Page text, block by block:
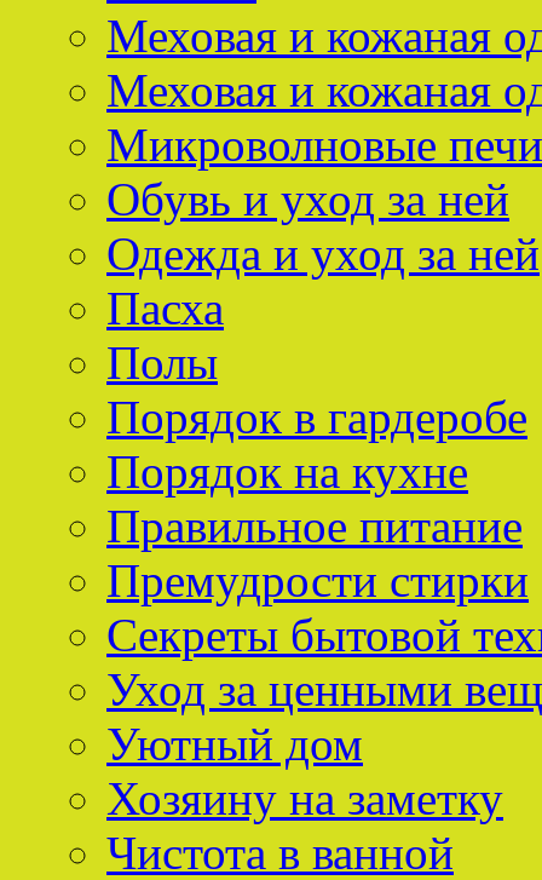
Меховая и кожаная
Меховая и кожаная
Микроволновые печи
Обувь и уход за ней
Одежда и уход за ней
Пасха
Полы
Порядок в гардеробе
Порядок на кухне
Правильное питание
Премудрости стирки
Секреты бытовой
Уход за ценными
Уютный дом
Хозяину на заметку
Чистота в ванной